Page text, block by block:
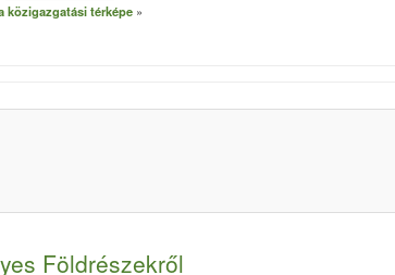
közigazgatási térképe
Földrészekről